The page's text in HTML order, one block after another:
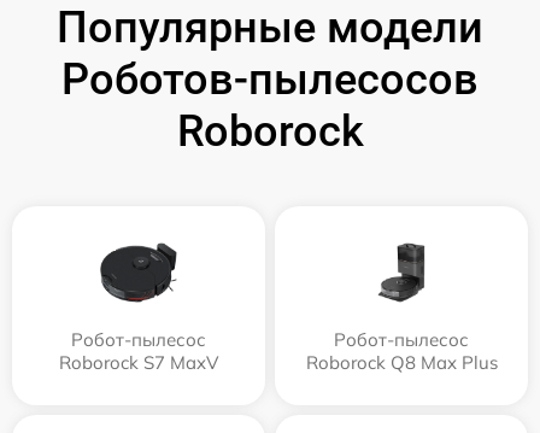
Популярные модели
Роботов-пылесосов
Roborock
Робот-пылесос
Roborock S7 MaxV
Робот-пылесос
Roborock Q8 Max Plus